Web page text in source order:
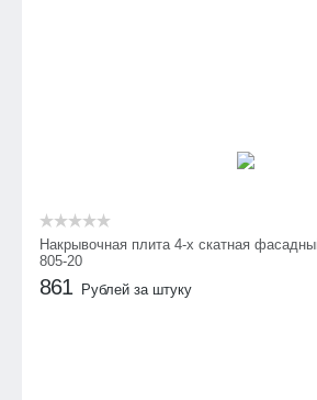
Накрывочная плита 4-х скатная
805-20
861 Рублей за штуку